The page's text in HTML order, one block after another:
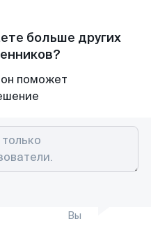
больше других
поможет
Вы